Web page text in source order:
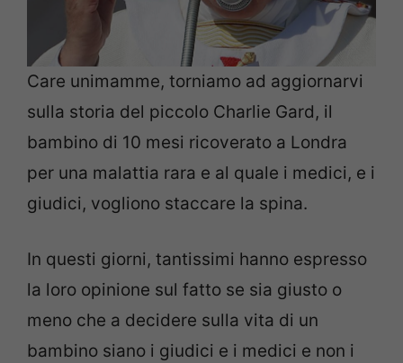
Care unimamme, torniamo ad aggiornarvi
sulla storia del piccolo Charlie Gard, il
bambino di 10 mesi ricoverato a Londra
per una malattia rara e al quale i medici, e i
giudici, vogliono staccare la spina.
In questi giorni, tantissimi hanno espresso
la loro opinione sul fatto se sia giusto o
meno che a decidere sulla vita di un
bambino siano i giudici e i medici e non i